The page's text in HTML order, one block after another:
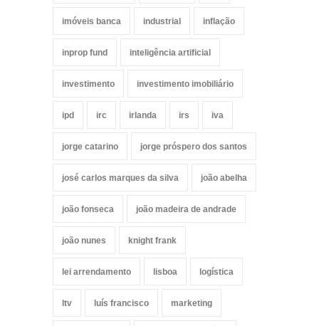
imóveis banca industrial inflação
inprop fund inteligência artificial
investimento investimento imobiliário
ipd irc irlanda irs iva
jorge catarino jorge próspero dos santos
josé carlos marques da silva joão abelha
joão fonseca joão madeira de andrade
joão nunes knight frank
lei arrendamento lisboa logística
ltv luís francisco marketing